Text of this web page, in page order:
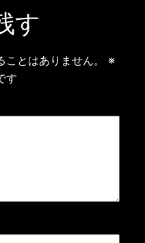
す
とはありません。
※
す